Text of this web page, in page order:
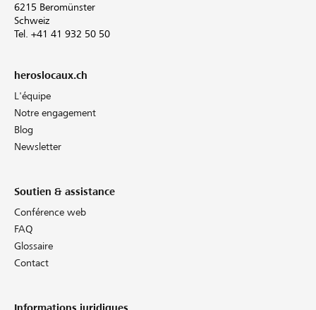
6215 Beromünster
Schweiz
Tel. +41 41 932 50 50
heroslocaux.ch
L'équipe
Notre engagement
Blog
Newsletter
Soutien & assistance
Conférence web
FAQ
Glossaire
Contact
Informations juridiques